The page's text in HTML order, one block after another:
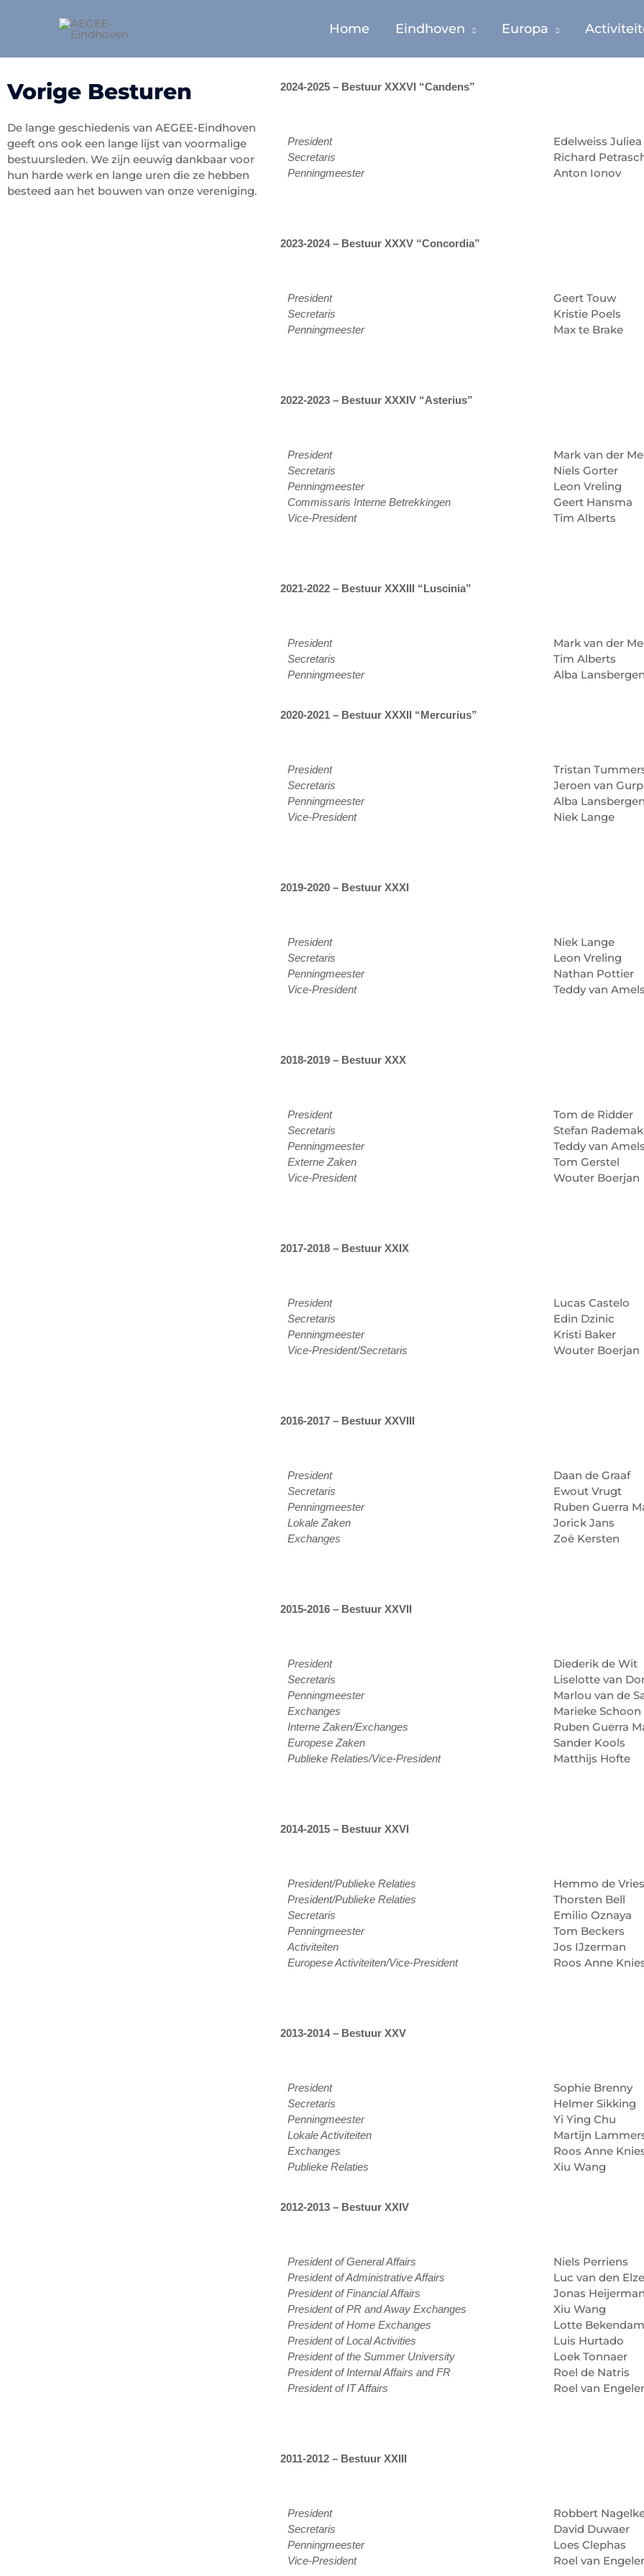
Home Eindhoven Europa
Vorige Besturen
De lange geschiedenis van AEGEE-Eindhoven
geeft ons ook een lange lijst van voormalige
bestuursleden. We zijn eeuwig dankbaar voor
hun harde werk en lange uren die ze hebben
besteed aan het bouwen van onze vereniging.
2024-2025 – Bestuur XXXVI “Candens”
President
Secretaris
Penningmeester
Edelweiss Juliea
Richard
Anton Ionov
2023-2024 – Bestuur XXXV “Concordia”
President
Secretaris
Penningmeester
Geert Touw
Kristie Poels
Max te Brake
2022-2023 – Bestuur XXXIV “Asterius”
President
Secretaris
Penningmeester
Commissaris Interne Betrekkingen
Vice-President
Mark van der
Niels Gorter
Leon Vreling
Geert Hansma
Tim Alberts
2021-2022 – Bestuur XXXIII “Luscinia”
President
Secretaris
Penningmeester
Mark van der
Tim Alberts
Alba
2020-2021 – Bestuur XXXII “Mercurius”
President
Secretaris
Penningmeester
Vice-President
Tristan
Jeroen van Gurp
Alba
Niek Lange
2019-2020 – Bestuur XXXI
President
Secretaris
Penningmeester
Vice-President
Niek Lange
Leon Vreling
Nathan Pottier
Teddy van
2018-2019 – Bestuur XXX
President
Secretaris
Penningmeester
Externe Zaken
Vice-President
Tom de Ridder
Stefan
Teddy van
Tom Gerstel
Wouter Boerjan
2017-2018 – Bestuur XXIX
President
Secretaris
Penningmeester
Vice-President/Secretaris
Lucas Castelo
Edin Dzinic
Kristi Baker
Wouter Boerjan
2016-2017 – Bestuur XXVIII
President
Secretaris
Penningmeester
Lokale Zaken
Exchanges
Daan de Graaf
Ewout Vrugt
Ruben Guerra
Jorick Jans
Zoë Kersten
2015-2016 – Bestuur XXVII
President
Secretaris
Penningmeester
Exchanges
Interne Zaken/Exchanges
Europese Zaken
Publieke Relaties/Vice-President
Diederik de Wit
Liselotte van
Marlou van de
Marieke Schoon
Ruben Guerra
Sander Kools
Matthijs Hofte
2014-2015 – Bestuur XXVI
President/Publieke Relaties
President/Publieke Relaties
Secretaris
Penningmeester
Activiteiten
Europese Activiteiten/Vice-President
Hemmo de Vries
Thorsten Bell
Emilio Oznaya
Tom Beckers
Jos IJzerman
Roos Anne
2013-2014 – Bestuur XXV
President
Secretaris
Penningmeester
Lokale Activiteiten
Exchanges
Publieke Relaties
Sophie Brenny
Helmer Sikking
Yi Ying Chu
Martijn
Roos Anne
Xiu Wang
2012-2013 – Bestuur XXIV
President of General Affairs
President of Administrative Affairs
President of Financial Affairs
President of PR and Away Exchanges
President of Home Exchanges
President of Local Activities
President of the Summer University
President of Internal Affairs and FR
President of IT Affairs
Niels Perriens
Luc van den
Jonas
Xiu Wang
Lotte Bekendam
Luis Hurtado
Loek Tonnaer
Roel de Natris
Roel van
2011-2012 – Bestuur XXIII
President
Secretaris
Penningmeester
Vice-President
Robbert
David Duwaer
Loes Clephas
Roel van